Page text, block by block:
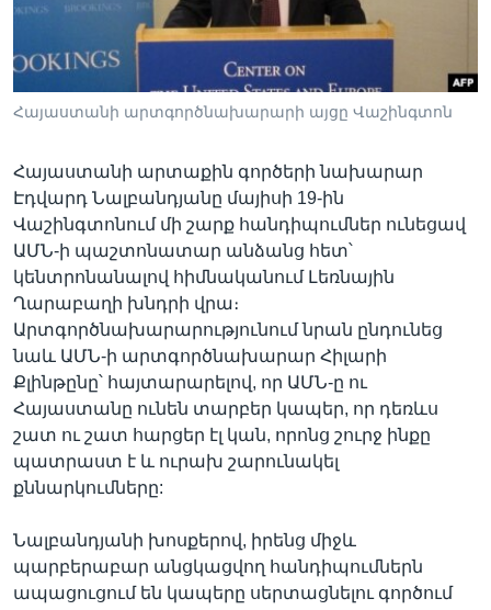
Հայաստանի արտգործնախարարի այցը Վաշինգտոն
Հայաստանի արտաքին գործերի նախարար
Էդվարդ Նալբանդյանը մայիսի 19-ին
Վաշինգտոնում մի շարք հանդիպումներ ունեցավ
ԱՄՆ-ի պաշտոնատար անձանց հետ՝
կենտրոնանալով հիմնականում Լեռնային
Ղարաբաղի խնդրի վրա։
Արտգործնախարարությունում նրան ընդունեց
նաև ԱՄՆ-ի արտգործնախարար Հիլարի
Քլինթընը՝ հայտարարելով, որ ԱՄՆ-ը ու
Հայաստանը ունեն տարբեր կապեր, որ դեռևս
շատ ու շատ հարցեր էլ կան, որոնց շուրջ ինքը
պատրաստ է և ուրախ շարունակել
քննարկումները:
Նալբանդյանի խոսքերով, իրենց միջև
պարբերաբար անցկացվող հանդիպումներն
ապացուցում են կապերը սերտացնելու գործում